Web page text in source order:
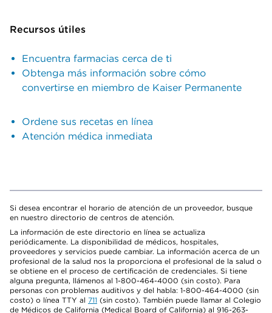
Recursos útiles
Encuentra farmacias cerca de ti
Obtenga más información sobre cómo
convertirse en miembro de Kaiser Permanente
Ordene sus recetas en línea
Atención médica inmediata
Si desea encontrar el horario de atención de un proveedor, busque
en nuestro directorio de centros de atención.
La información de este directorio en línea se actualiza
periódicamente. La disponibilidad de médicos, hospitales,
proveedores y servicios puede cambiar. La información acerca de un
profesional de la salud nos la proporciona el profesional de la salud o
se obtiene en el proceso de certificación de credenciales. Si tiene
alguna pregunta, llámenos al 1-800-464-4000 (sin costo). Para
personas con problemas auditivos y del habla: 1-800-464-4000 (sin
costo) o línea TTY al 711 (sin costo). También puede llamar al Colegio
de Médicos de California (Medical Board of California) al 916-263-